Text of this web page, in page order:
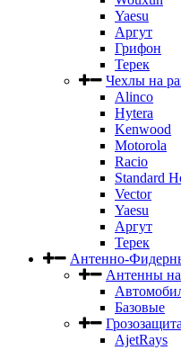
Yaesu
Аргут
Грифон
Терек
Чехлы на
Alinco
Hytera
Kenwood
Motorola
Racio
Standard
Vector
Yaesu
Аргут
Терек
Антенно-
Антенны
Базовые
Грозозащита
AjetRays